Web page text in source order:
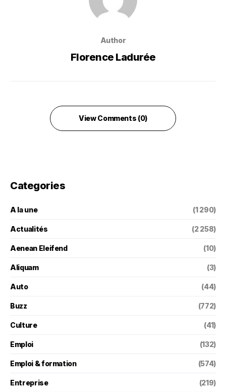
Author
Florence Ladurée
View Comments (0)
Categories
A la une (1 290)
Actualités (2 258)
Aenean Eleifend (10)
Aliquam (3)
Auto (44)
Buzz (772)
Culture (41)
Emploi (132)
Emploi & formation (574)
Entreprise (219)